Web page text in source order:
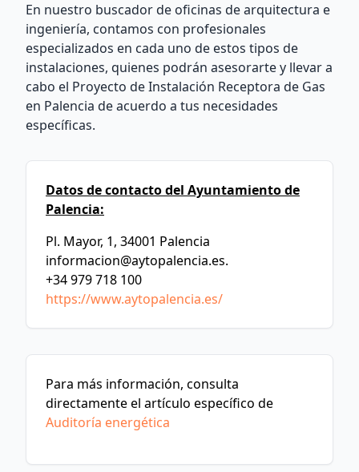
En nuestro buscador de oficinas de arquitectura e
ingeniería, contamos con profesionales
especializados en cada uno de estos tipos de
instalaciones, quienes podrán asesorarte y llevar a
cabo el Proyecto de Instalación Receptora de Gas
en Palencia de acuerdo a tus necesidades
específicas.
Datos de contacto del Ayuntamiento de
Palencia:
Pl. Mayor, 1, 34001 Palencia
informacion@aytopalencia.es.
+34 979 718 100
https://www.aytopalencia.es/
Para más información, consulta
directamente el artículo específico de
Auditoría energética